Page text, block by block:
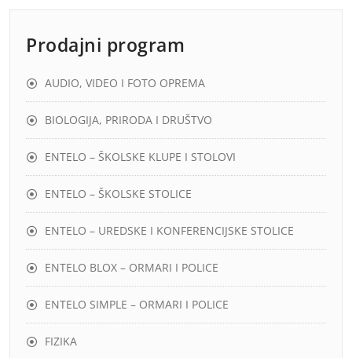
Prodajni program
AUDIO, VIDEO I FOTO OPREMA
BIOLOGIJA, PRIRODA I DRUŠTVO
ENTELO – ŠKOLSKE KLUPE I STOLOVI
ENTELO – ŠKOLSKE STOLICE
ENTELO – UREDSKE I KONFERENCIJSKE STOLICE
ENTELO BLOX – ORMARI I POLICE
ENTELO SIMPLE – ORMARI I POLICE
FIZIKA